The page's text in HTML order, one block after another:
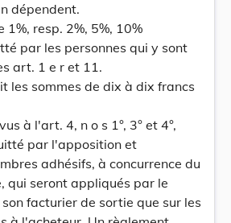
dépendent.
resp. 2%, 5%, 10%
par les personnes qui y sont
art. 1 e r et 11.
les sommes de dix à dix francs
à l'art. 4, n o s 1°, 3° et 4°,
par l'apposition et
adhésifs, à concurrence du
qui seront appliqués par le
facturier de sortie que sur les